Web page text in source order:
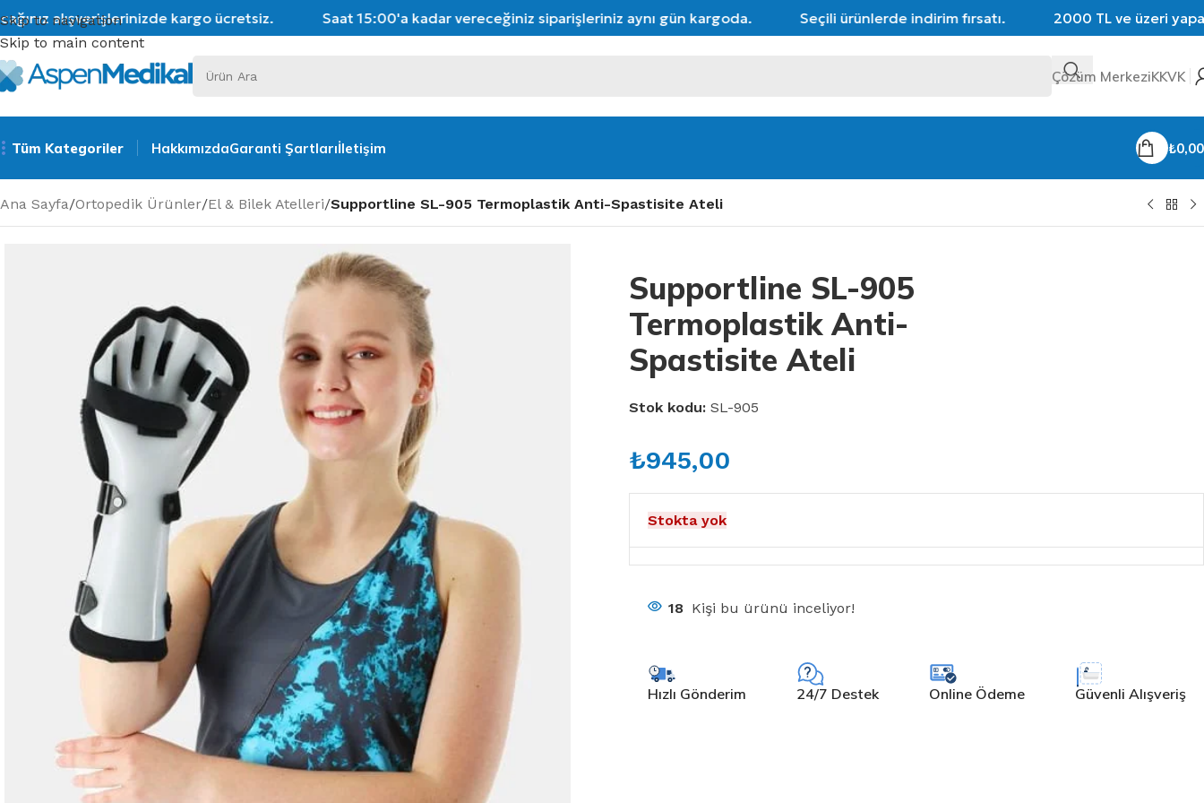
Skip to navigation
Skip to main content
alışverişlerinizde kargo ücretsiz. Saat 15:00'a kadar vereceğiniz siparişleriniz aynı gün kargoda. Seçili ürünlerde indirim fırsatı. 2000 TL ve üzeri
Çözüm MerkeziKKVK
Tüm Kategoriler HakkımızdaGaranti Şartlarıİletişim ₺0,00
Ana Sayfa/Ortopedik Ürünler/El & Bilek Atelleri/Supportline SL-905 Termoplastik Anti-Spastisite Ateli
Supportline SL-905
Termoplastik Anti-
Spastisite Ateli
Stok kodu: SL-905
₺945,00
Stokta yok
18 Kişi bu ürünü inceliyor!
Hızlı Gönderim 24/7 Destek Online Ödeme Güvenli Alışveriş